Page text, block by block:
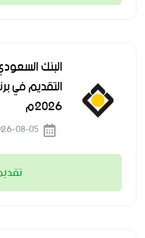
البنك
التقديم في
2026م